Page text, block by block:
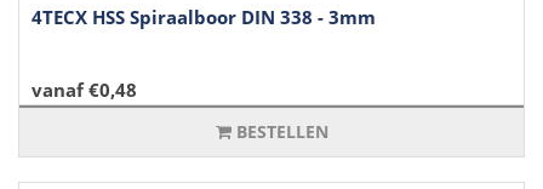
4TECX HSS Spiraalboor DIN 338 - 3mm
vanaf €0,48
BESTELLEN